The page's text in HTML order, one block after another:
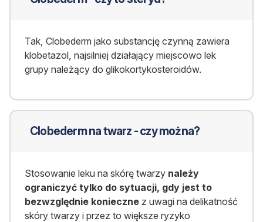
Tak, Clobederm jako substancję czynną zawiera
klobetazol, najsilniej działający miejscowo lek
grupy należący do glikokortykosteroidów.
Clobederm na twarz - czy można?
Stosowanie leku na skórę twarzynależy
ograniczyć tylko do sytuacji, gdy jest to
bezwzględnie konieczne z uwagi na delikatność
skóry twarzy i przez to większe ryzyko